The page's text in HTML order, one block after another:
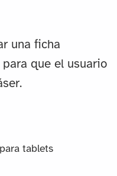
una ficha
que el usuario
tablets